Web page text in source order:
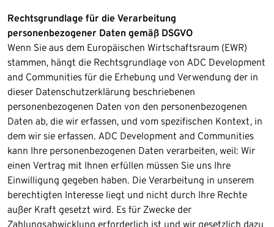
Rechtsgrundlage für die Verarbeitung
personenbezogener Daten gemäß DSGVO
Wenn Sie aus dem Europäischen Wirtschaftsraum (EWR)
stammen, hängt die Rechtsgrundlage von ADC Development
and Communities für die Erhebung und Verwendung der in
dieser Datenschutzerklärung beschriebenen
personenbezogenen Daten von den personenbezogenen
Daten ab, die wir erfassen, und vom spezifischen Kontext, in
dem wir sie erfassen. ADC Development and Communities
kann Ihre personenbezogenen Daten verarbeiten, weil: Wir
einen Vertrag mit Ihnen erfüllen müssen Sie uns Ihre
Einwilligung gegeben haben. Die Verarbeitung in unserem
berechtigten Interesse liegt und nicht durch Ihre Rechte
außer Kraft gesetzt wird. Es für Zwecke der
Zahlungsabwicklung erforderlich ist und wir gesetzlich dazu